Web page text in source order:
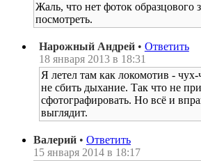
Жаль, что нет фоток образцового
посмотреть.
Нарожный Андрей • Ответить
18 января 2013 в 18:31
Я летел там как локомотив - чух-
не сбить дыхание. Так что не
сфотографировать. Но всё и
выглядит.
Валерий • Ответить
15 января 2014 в 18:17